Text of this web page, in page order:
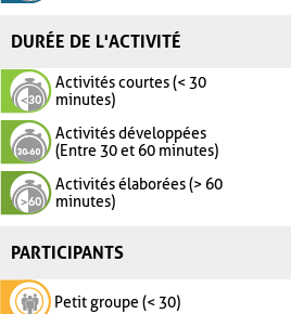
DURÉE DE L'ACTIVITÉ
Activités courtes (< 30
minutes)
Activités développées
(Entre 30 et 60 minutes)
Activités élaborées (> 60
minutes)
PARTICIPANTS
Petit groupe (< 30)